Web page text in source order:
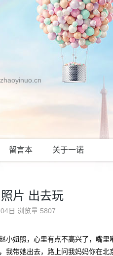
留言本 关于一诺
片 出去玩
日 浏览量:5807
小妞照，心里有点不高兴了，嘴里
我带她出去，路上问我妈妈你在北